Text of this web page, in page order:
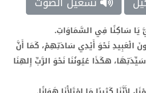
يَا سَاكِنًا فِي السَّمَاوَاتِ.
الْعَبِيدِ نَحْوَ أَيْدِي سَادَتِهِمْ، كَمَا أَنَّ
هكَذَا عُيُونُنَا نَحْوَ الرَّبِّ إِلهِنَا